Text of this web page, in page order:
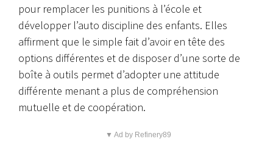
pour remplacer les punitions à l’école et
développer l’auto discipline des enfants. Elles
affirment que le simple fait d’avoir en tête des
options différentes et de disposer d’une sorte de
boîte à outils permet d’adopter une attitude
différente menant a plus de compréhension
mutuelle et de coopération.
▼ Ad by Refinery89